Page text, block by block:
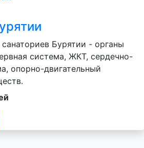
Бурятии - органы
система, ЖКТ, сердечно-
опорно-двигательный